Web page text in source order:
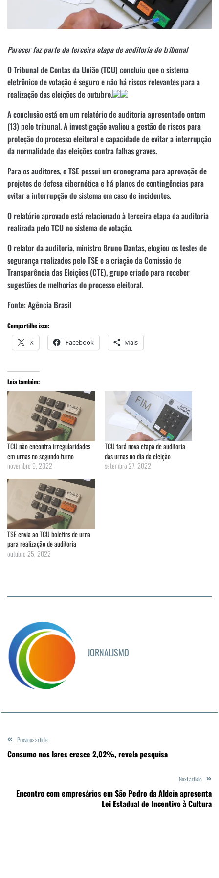
Parecer faz parte da terceira etapa de auditoria do tribunal
O Tribunal de Contas da União (TCU) concluiu que o sistema
eletrônico de votação é seguro e não há riscos relevantes para a
realização das eleições de outubro.
A conclusão está em um relatório de auditoria apresentado ontem
(13) pelo tribunal. A investigação avaliou a gestão de riscos para
proteção do processo eleitoral e capacidade de evitar a interrupção
da normalidade das eleições contra falhas graves.
Para os auditores, o TSE possui um cronograma para aprovação de
projetos de defesa cibernética e há planos de contingências para
evitar a interrupção do sistema em caso de incidentes.
O relatório aprovado está relacionado à terceira etapa da auditoria
realizada pelo TCU no sistema de votação.
O relator da auditoria, ministro Bruno Dantas, elogiou os testes de
segurança realizados pelo TSE e a criação da Comissão de
Transparência das Eleições (CTE), grupo criado para receber
sugestões de melhorias do processo eleitoral.
Fonte: Agência Brasil
Compartilhe isso:
X Facebook Mais
Leia também:
TCU não encontra irregularidades
em urnas no segundo turno
novembro 9, 2022
TCU fará nova etapa de auditoria
das urnas no dia da eleição
setembro 27, 2022
TSE envia ao TCU boletins de urna
para realização de auditoria
outubro 25, 2022
JORNALISMO
Previous article
Consumo nos lares cresce 2,02%, revela pesquisa
Next article
Encontro com empresários em São Pedro da Aldeia apresenta
Lei Estadual de Incentivo à Cultura